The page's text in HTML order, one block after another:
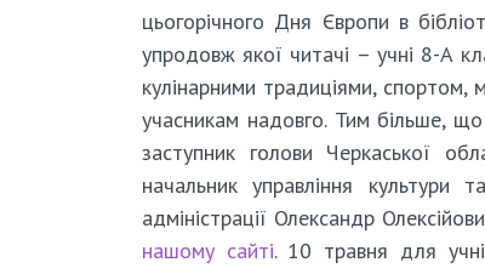
цьогорічного Дня Європи в
упродовж якої читачі – учні 8-А
кулінарними традиціями, спортом,
учасникам надовго. Тим більше,
заступник голови Черкаської
начальник управління культури
адміністрації Олександр
нашому сайті. 10 травня для